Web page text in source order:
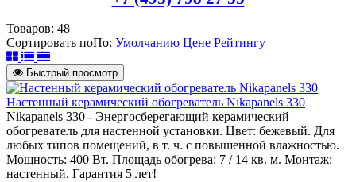
Товаров: 48
Сортировать поПо: Умолчанию Цене Рейтингу
Быстрый просмотр
Настенный керамический обогреватель Nikapanels 330
Nikapanels 330 - Энергосберегающий керамический
обогреватель для настенной установки. Цвет: бежевый. Для
любых типов помещений, в т. ч. с повышенной влажностью.
Мощность: 400 Вт. Площадь обогрева: 7 / 14 кв. м. Монтаж:
настенный. Гарантия 5 лет!